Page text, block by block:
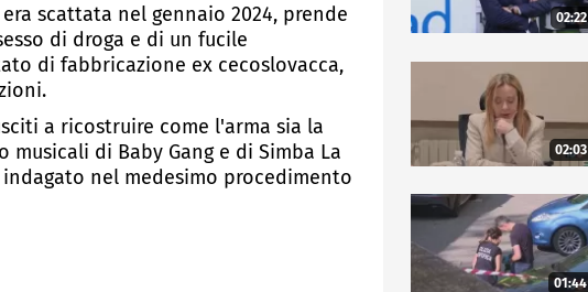
scattata nel gennaio 2024, prende
di droga e di un fucile
di fabbricazione ex cecoslovacca,
a ricostruire come l'arma sia la
di Baby Gang e di Simba La
indagato nel medesimo procedimento
02:22
02:03
01:44